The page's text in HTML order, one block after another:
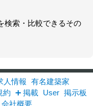
検索・比較できるその
人情報 有名建築家
約 ➕ 掲載 User 掲示板
会社概要